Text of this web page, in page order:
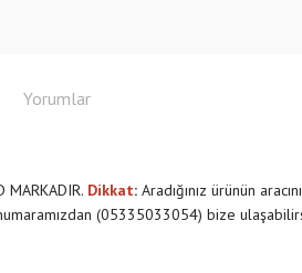
Yorumlar
MARKADIR. Dikkat: Aradığınız ürünün
(05335033054) bize